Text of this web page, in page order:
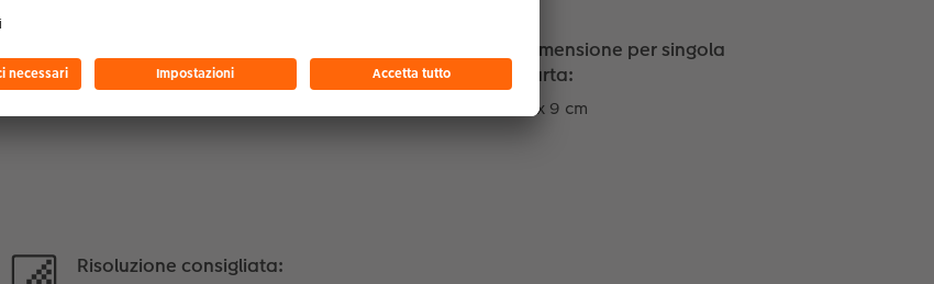
52 carte da poker
Dimensione per singola
carta:
6 x 9 cm
Risoluzione consigliata: